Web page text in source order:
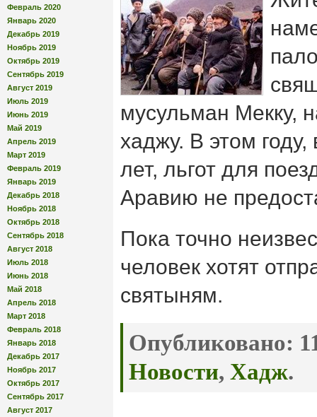
Февраль 2020
Январь 2020
Декабрь 2019
Ноябрь 2019
Октябрь 2019
Сентябрь 2019
Август 2019
Июль 2019
Июнь 2019
Май 2019
Апрель 2019
Март 2019
Февраль 2019
Январь 2019
Декабрь 2018
Ноябрь 2018
Октябрь 2018
Сентябрь 2018
Август 2018
Июль 2018
Июнь 2018
Май 2018
Апрель 2018
Март 2018
Февраль 2018
Январь 2018
Декабрь 2017
Ноябрь 2017
Октябрь 2017
Сентябрь 2017
Август 2017
мусульман Мекку,
хаджу. В этом
лет, льгот для
Аравию не
Пока точно
человек хотят
святыням.
Опубликовано:
Новости, Хадж.